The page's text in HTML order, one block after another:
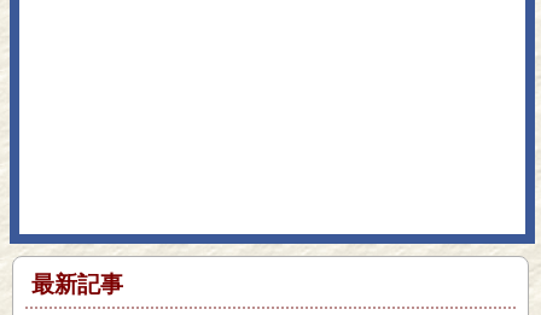
最新記事